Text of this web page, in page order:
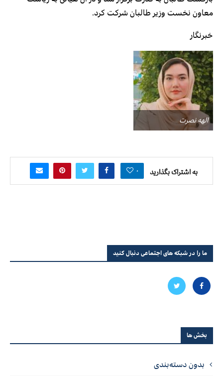
معاون نخست وزیر طالبان شرکت کرد.
خبرنگار
الهه نصرت
به اشتراک بگذارید ۰
ما را در شبکه های اجتماعی دنبال کنید
بخش ها
بدون دسته‌بندی